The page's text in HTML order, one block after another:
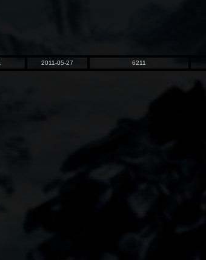
2011-05-27 6211